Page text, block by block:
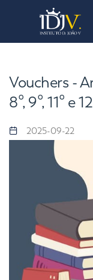
Vouchers -
8º, 9º, 11º e
2025-09-22